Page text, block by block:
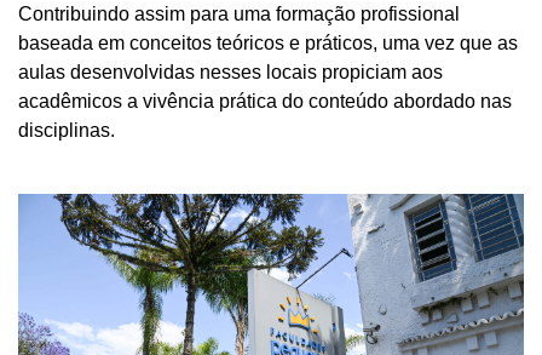
Contribuindo assim para uma formação profissional
baseada em conceitos teóricos e práticos, uma vez que as
aulas desenvolvidas nesses locais propiciam aos
acadêmicos a vivência prática do conteúdo abordado nas
disciplinas.